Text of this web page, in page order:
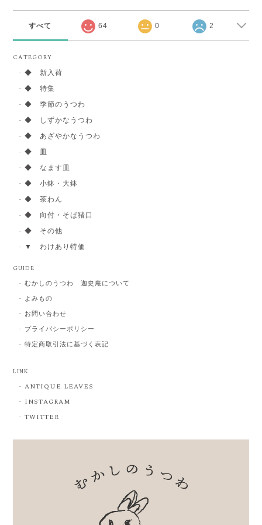
すべて 64 0 2
CATEGORY
◆ 新入荷
◆ 特集
◆ 季節のうつわ
◆ しずかなうつわ
◆ あざやかなうつわ
◆ 皿
◆ なます皿
◆ 小鉢・大鉢
◆ 茶わん
◆ 向付・そば猪口
◆ その他
▼ わけあり特価
GUIDE
むかしのうつわ 迦史庵について
よみもの
お問い合わせ
プライバシーポリシー
特定商取引法に基づく表記
LINK
ANTIQUE LEAVES
INSTAGRAM
TWITTER